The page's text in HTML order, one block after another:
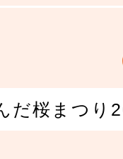
だ桜まつり